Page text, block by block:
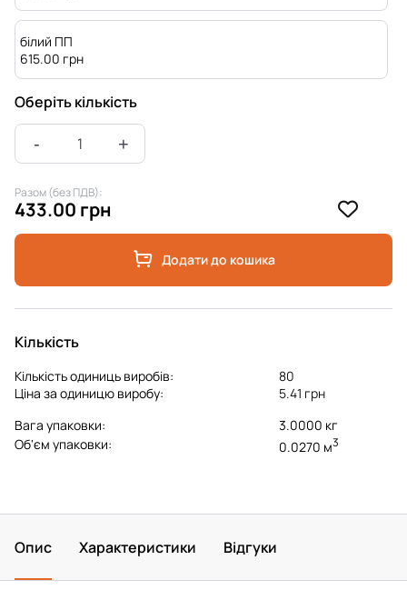
білий ПП
615.00 грн
Оберіть кількість
Разом (без ПДВ):
433.00 грн
Додати до кошика
Кількість
Кількість одиниць виробів:
80
Ціна за одиницю виробу:
5.41 грн
Вага упаковки:
3.0000 кг
Об'єм упаковки:
0.0270 м3
Опис Характеристики Відгуки